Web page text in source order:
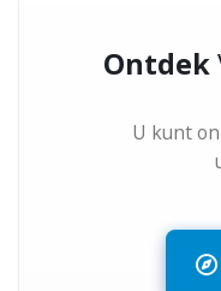
Ontdek
U kunt